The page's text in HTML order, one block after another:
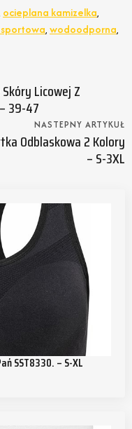
ocieplana kamizelka,
,wodoodporna,
Skóry Licowej Z
39-47
NASTEPNY ARTYKUŁ
Odblaskowa 2 Kolory
– S-3XL
SST8330. – S-XL